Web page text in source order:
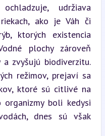
udržiava
ako je Váh či
ktorých existencia
plochy zároveň
zvyšujú biodiverzitu.
režimov, prejaví sa
ktoré sú citlivé na
boli kedysi
dnes sú však